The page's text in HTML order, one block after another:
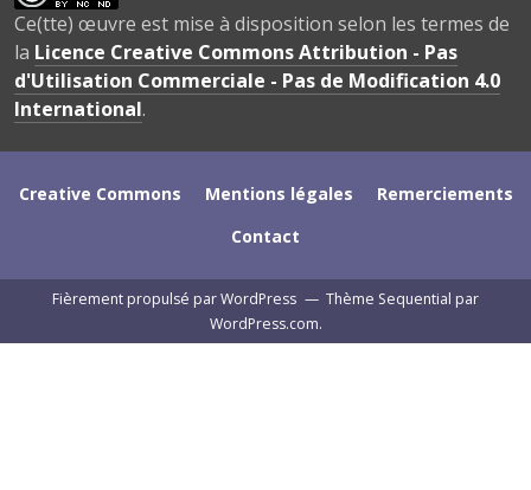
Ce(tte) œuvre est mise à disposition selon les termes de
la Licence Creative Commons Attribution - Pas
d'Utilisation Commerciale - Pas de Modification 4.0
International.
Creative Commons Mentions légales
Remerciements
Contact
Fièrement propulsé par WordPress — Thème Sequential par
WordPress.com.